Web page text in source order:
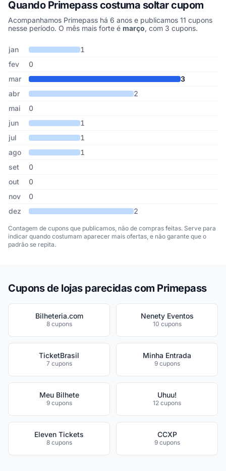
Quando Primepass costuma soltar cupom
Acompanhamos Primepass há 6 anos e publicamos 11 cupons
nesse período. O mês mais forte é março, com 3 cupons.
Cupons de Primepass publicados por mês, somando os últimos 6
Mês Cupons publicados
jan
1
fev
0
mar
3
abr
2
mai
0
jun
1
jul
1
ago
1
set
0
out
0
nov
0
dez
2
Contagem de cupons que publicamos, não de compras feitas. Serve para
indicar quando costumam aparecer mais ofertas, e não garante que o
padrão se repita.
Cupons de lojas parecidas com Primepass
Bilheteria.com
8 cupons
Nenety Eventos
10 cupons
TicketBrasil
7 cupons
Minha Entrada
9 cupons
Meu Bilhete
9 cupons
Uhuu!
12 cupons
Eleven Tickets
8 cupons
CCXP
9 cupons